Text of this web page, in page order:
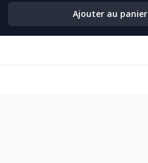
Ajouter au panier